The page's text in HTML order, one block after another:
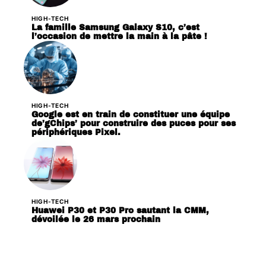
HIGH-TECH
La famille Samsung Galaxy S10, c’est
l’occasion de mettre la main à la pâte !
HIGH-TECH
Google est en train de constituer une équipe
de’gChips’ pour construire des puces pour ses
périphériques Pixel.
HIGH-TECH
Huawei P30 et P30 Pro sautant la CMM,
dévoilée le 26 mars prochain